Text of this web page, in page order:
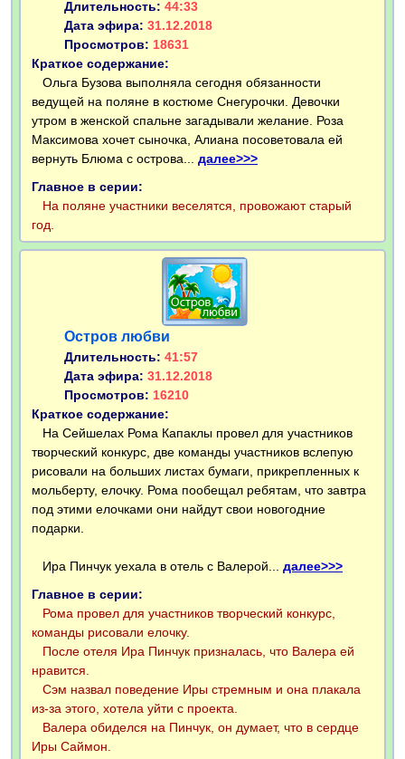
Длительность: 44:33
Дата эфира: 31.12.2018
Просмотров: 18631
Краткое содержание:
Ольга Бузова выполняла сегодня обязанности
ведущей на поляне в костюме Снегурочки. Девочки
утром в женской спальне загадывали желание. Роза
Максимова хочет сыночка, Алиана посоветовала ей
вернуть Блюма с острова... далее>>>
Главное в серии:
На поляне участники веселятся, провожают старый
год.
Остров любви
Длительность: 41:57
Дата эфира: 31.12.2018
Просмотров: 16210
Краткое содержание:
На Сейшелах Рома Капаклы провел для участников
творческий конкурс, две команды участников вслепую
рисовали на больших листах бумаги, прикрепленных к
мольберту, елочку. Рома пообещал ребятам, что завтра
под этими елочками они найдут свои новогодние
подарки.
Ира Пинчук уехала в отель с Валерой... далее>>>
Главное в серии:
Рома провел для участников творческий конкурс,
команды рисовали елочку.
После отеля Ира Пинчук призналась, что Валера ей
нравится.
Сэм назвал поведение Иры стремным и она плакала
из-за этого, хотела уйти с проекта.
Валера обиделся на Пинчук, он думает, что в сердце
Иры Саймон.